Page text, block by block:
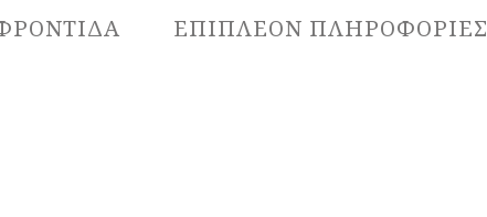
ΕΠΙΠΛΈΟΝ ΠΛΗΡΟΦΟΡΊΕΣ